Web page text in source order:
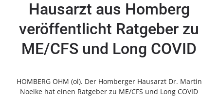
Romrod
Homberg
Ohm
Schotten
Antrifttal
Feldatal
Hausarzt aus Homberg
veröffentlicht Ratgeber zu
ME/CFS und Long COVID
HOMBERG OHM (ol). Der Homberger Hausarzt Dr. Martin
Noelke hat einen Ratgeber zu ME/CFS und Long COVID